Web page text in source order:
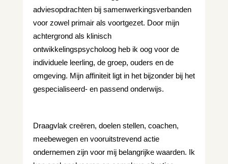
adviesopdrachten bij samenwerkingsverbanden
voor zowel primair als voortgezet. Door mijn
achtergrond als klinisch
ontwikkelingspsycholoog heb ik oog voor de
individuele leerling, de groep, ouders en de
omgeving. Mijn affiniteit ligt in het bijzonder bij het
gespecialiseerd- en passend onderwijs.
Draagvlak creëren, doelen stellen, coachen,
meebewegen en vooruitstrevend actie
ondernemen zijn voor mij belangrijke waarden. Ik